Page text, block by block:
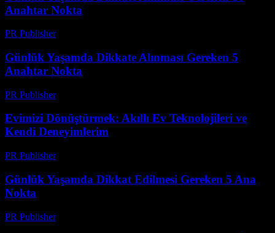
Anahtar Nokta
PR Publisher-
Günlük Yaşamda Dikkate Alınması Gereken 5
Anahtar Nokta
PR Publisher-
Evimizi Dönüştürmek: Akıllı Ev Teknolojileri ve
Kendi Deneyimlerim
PR Publisher-
Günlük Yaşamda Dikkat Edilmesi Gereken 5 Ana
Nokta
PR Publisher-